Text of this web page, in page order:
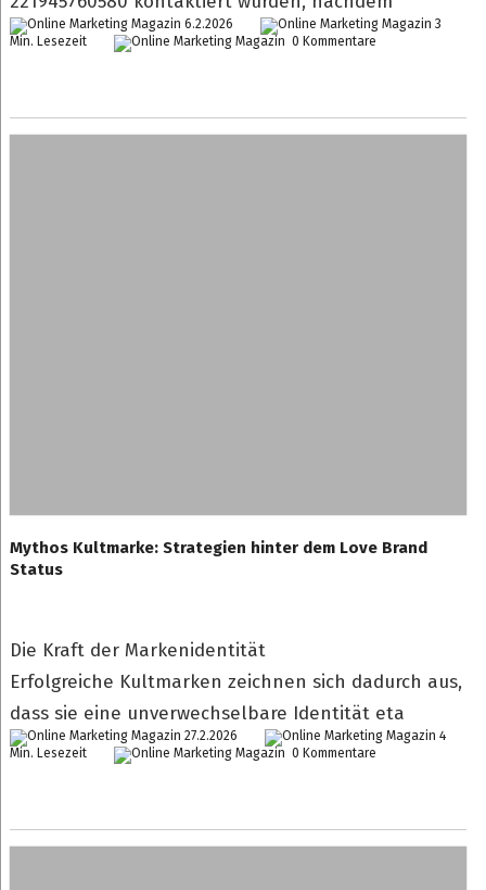
6.2.2026
3
Min. Lesezeit
0 Kommentare
Mythos Kultmarke: Strategien hinter dem Love Brand
Status
Die Kraft der Markenidentität
Erfolgreiche Kultmarken zeichnen sich dadurch aus,
dass sie eine unverwechselbare Identität eta
27.2.2026
4
Min. Lesezeit
0 Kommentare